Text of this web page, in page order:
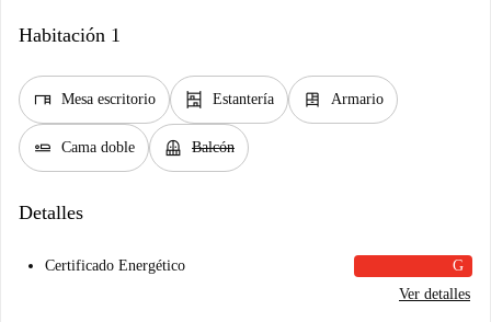
Habitación 1
desk Mesa escritorio shelves Estantería dresser Armario
airline_seat_flat Cama doble balcony Balcón
Detalles
Certificado Energético
G
Ver detalles